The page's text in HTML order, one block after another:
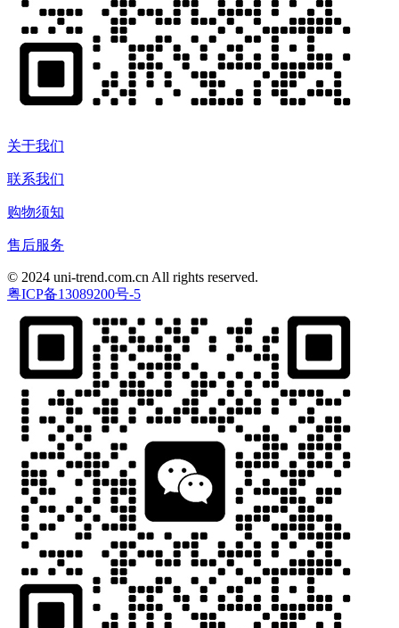
关于我们
联系我们
购物须知
售后服务
© 2024 uni-trend.com.cn All rights reserved.
粤ICP备13089200号-5